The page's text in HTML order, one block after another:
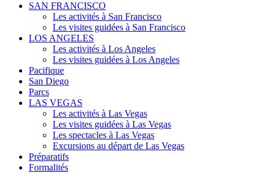
SAN FRANCISCO
Les activités à San Francisco
Les visites guidées à San Francisco
LOS ANGELES
Les activités à Los Angeles
Les visites guidées à Los Angeles
Pacifique
San Diego
Parcs
LAS VEGAS
Les activités à Las Vegas
Les visites guidées à Las Vegas
Les spectacles à Las Vegas
Excursions au départ de Las Vegas
Préparatifs
Formalités